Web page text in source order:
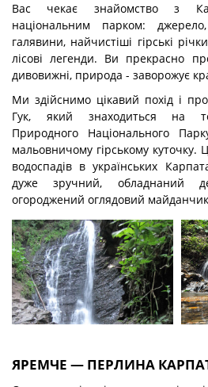
Вас чекає знайомство з
національним парком:
галявини, найчистіші гірські
лісові легенди. Ви прекрасно
дивовижні, природа - заворожує
Ми здійснимо цікавий похід і
Гук, який знаходиться на
Природного Національного
мальовничому гірському куточку.
водоспадів в українських
дуже зручний, обладнаний
огороджений оглядовий
ЯРЕМЧЕ — ПЕРЛИНА